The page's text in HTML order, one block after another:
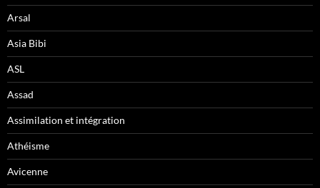
Arsal
Asia Bibi
ASL
Assad
Assimilation et intégration
Athéisme
Avicenne